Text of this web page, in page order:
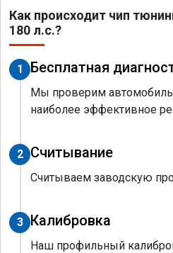
Как происходит чип
180 л.с.?
1 Бесплатная
Мы проверим
наиболее эффективное
2 Считывание
Считываем заводскую
3 Калибровка
Наш профильный